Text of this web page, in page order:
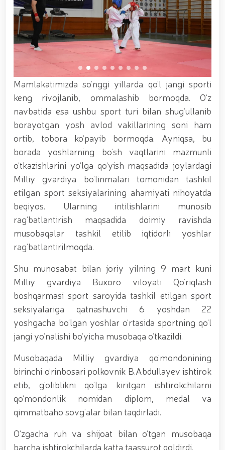
xizmat itlari ko‘rgazmasi tashkil etildi. // “Dog
biatloni” bellashuvining 6-respublika idoralararo
musobaqasi g'oliblari aniqlandi. // O‘zbekistonning
harbiy salohiyatini mustahkamlash: islohotlar va
ustuvor vazifalar.// Milliy gvardiya qo‘mondoni
Jamoat xavfsizligi universiteti bitiruvchi kursantlari
bilan uchrashdi.// 9-may — Xotira va qadrlash kuni
munosabati bilan Milliy gvardiya qoʻmondonligi
tomonidan poytaxtimizda istiqomat qiluvchi Ikkinchi
jahon urushi qatnashchilari va faxriylari holidan xabar
olindi. // “Uyg‘oq xotira” nomli teatrlashtirilgan
musiqiy konsert dasturi namoyish qilindi.// “Uch
avlod uchrashuvi” hamda “Bizning qahramonlar”
kitobining taqdimotiga bag‘ishlangan tadbir tashkil
etildi.// “Men G‘olib Run” yugurish musobaqasida
gvardiyachilar faxrli o'rinlarni egallashdi.//
Hamkorlikdagi profilaktik tadbirlar davom
ettirilmoqda. Xavfsiz muhitni ta’minlashga
qaratilgan chora-tadbirlar Milliy gvardiya
qo‘mondoni general-polkovnik B. Tashmatov
rahbarligida Yunusobod tumanida amalga oshirildi //
Buyuk davlat arbobi Sohibqiron Amir Temur
tavalludining 690 yilligi munosabati bilan,
O‘zbekiston Milliy kino san'ati saroyida Milliy
gvardiya tizimidagi yoshlar bilan uchrashuv bo‘lib
// Navroʻz shukuhi: otliq paradlar tashkil etildi //
“Navroʻzni ulugʻlash – insonni ulugʻlashdir!” shiori
ostida bayram sayli // Askarlar kasb-hunar
sertifikatlariga ega boʻldi // Qahramonlar xotirasi
yod etildi // Strandja turnirida Milliy gvardiya harbiy
xizmatchisi Navbahor Hamidova oltin medalni qoʻlga
kiritdi. // Iroda Ismoilova «Sodiq xizmatlari uchun»
medali bilan taqdirlandi. // O‘zbekiston Qurolli
yo‘nalishlari rivojlantiriladi // Andijon viloyatida
Respublika ishchi guruhining yoshlar bilan uchrashuvi
tadbirlari doirasida muddatdi harbiy xizmatchilarga
sertifikatlar topshirildi. // Milliy gvardiya
qo‘mondoni, general-polkovnik B.Tashmatov
poytaxtimizdagi manzilli ishlari davomida yoshlar
bilan uchrashib, ular bilan ochiq muloqot o‘tkazdi. //
Farg‘ona viloyatida jinoyat sodir etishga moyil
shaxslar yashash manzillarida tezkor tadbirlar
Mamlakatimizda so‘nggi yillarda qo‘l jangi sporti
keng rivojlanib, ommalashib bormoqda. O‘z
navbatida esa ushbu sport turi bilan shug‘ullanib
borayotgan yosh avlod vakillarining soni ham
ortib, tobora ko‘payib bormoqda. Ayniqsa, bu
borada yoshlarning bo‘sh vaqtlarini mazmunli
o‘tkazishlarini yo‘lga qo‘yish maqsadida joylardagi
Milliy gvardiya bo‘linmalari tomonidan tashkil
etilgan sport seksiyalarining ahamiyati nihoyatda
beqiyos. Ularning intilishlarini munosib
rag‘batlantirish maqsadida doimiy ravishda
musobaqalar tashkil etilib iqtidorli yoshlar
rag‘batlantirilmoqda.
Shu munosabat bilan joriy yilning 9 mart kuni
Milliy gvardiya Buxoro viloyati Qo‘riqlash
boshqarmasi sport saroyida tashkil etilgan sport
seksiyalariga qatnashuvchi 6 yoshdan 22
yoshgacha bo‘lgan yoshlar o‘rtasida sportning qo‘l
jangi yo‘nalishi bo‘yicha musobaqa o‘tkazildi.
Musobaqada Milliy gvardiya qo‘mondonining
birinchi o‘rinbosari polkovnik B.Abdullayev ishtirok
etib, g‘oliblikni qo‘lga kiritgan ishtirokchilarni
qo‘mondonlik nomidan diplom, medal va
qimmatbaho sovg‘alar bilan taqdirladi.
O‘zgacha ruh va shijoat bilan o‘tgan musobaqa
barcha ishtirokchilarda katta taassurot qoldirdi.